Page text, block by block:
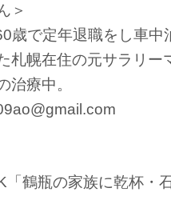
＞
歳で定年退職をし車中
札幌在住の元サラリー
治療中。
鶴瓶の家族に乾杯・石